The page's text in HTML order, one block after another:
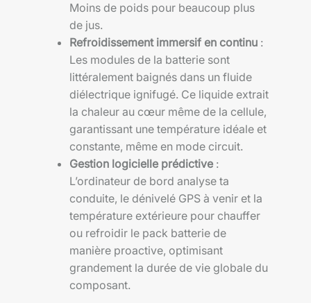
Moins de poids pour beaucoup plus
de jus.
Refroidissement immersif en continu :
Les modules de la batterie sont
littéralement baignés dans un fluide
diélectrique ignifugé. Ce liquide extrait
la chaleur au cœur même de la cellule,
garantissant une température idéale et
constante, même en mode circuit.
Gestion logicielle prédictive :
L’ordinateur de bord analyse ta
conduite, le dénivelé GPS à venir et la
température extérieure pour chauffer
ou refroidir le pack batterie de
manière proactive, optimisant
grandement la durée de vie globale du
composant.